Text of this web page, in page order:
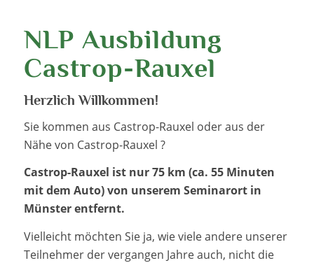
NLP Ausbildung
Castrop-Rauxel
Herzlich Willkommen!
Sie kommen aus Castrop-Rauxel oder aus der
Nähe von Castrop-Rauxel ?
Castrop-Rauxel ist nur 75 km (ca. 55 Minuten
mit dem Auto) von unserem Seminarort in
Münster entfernt.
Vielleicht möchten Sie ja, wie viele andere unserer
Teilnehmer der vergangen Jahre auch, nicht die